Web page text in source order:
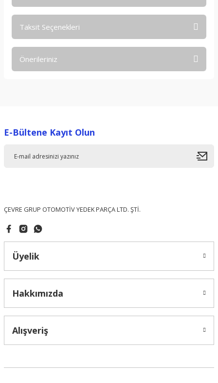
Taksit Seçenekleri
Önerileriniz
Ürün resmi kalitesiz, bozuk veya görüntülenemiyor.
E-Bültene Kayıt Olun
ÇEVRE GRUP OTOMOTİV YEDEK PARÇA LTD. ŞTİ.
Üyelik
Hakkımızda
Alışveriş